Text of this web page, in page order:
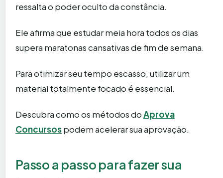
ressalta o poder oculto da constância.
Ele afirma que estudar meia hora todos os dias
supera maratonas cansativas de fim de semana.
Para otimizar seu tempo escasso, utilizar um
material totalmente focado é essencial.
Descubra como os métodos doAprova
Concursospodem acelerar sua aprovação.
Passo a passo para fazer sua